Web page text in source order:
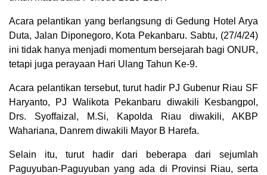
Acara pelantikan yang berlangsung di Gedung Hotel Arya
Duta, Jalan Diponegoro, Kota Pekanbaru. Sabtu, (27/4/24)
ini tidak hanya menjadi momentum bersejarah bagi ONUR,
tetapi juga perayaan Hari Ulang Tahun Ke-9.
Acara pelantikan tersebut, turut hadir PJ Gubenur Riau SF
Haryanto, PJ Walikota Pekanbaru diwakili Kesbangpol,
Drs. Syoffaizal, M.Si, Kapolda Riau diwakili, AKBP
Wahariana, Danrem diwakili Mayor B Harefa.
Selain itu, turut hadir dari beberapa dari sejumlah
Paguyuban-Paguyuban yang ada di Provinsi Riau, serta